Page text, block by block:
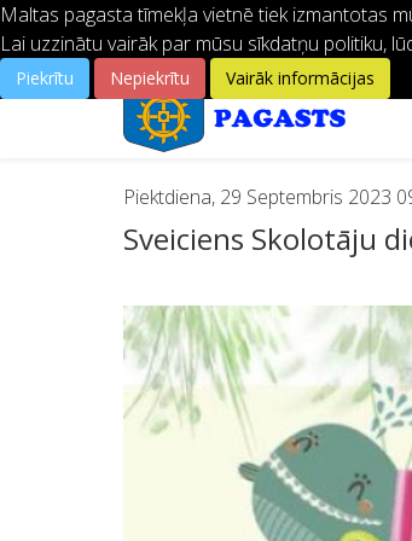
Piektdiena, 29 Septembris 2023
Sveiciens Skolotāju
Maltas pagasta tīmekļa vietnē tiek izmantotas
Lai uzzinātu vairāk par mūsu sīkdatņu politiku,
Piekrītu Nepiekrītu Vairāk informācijas